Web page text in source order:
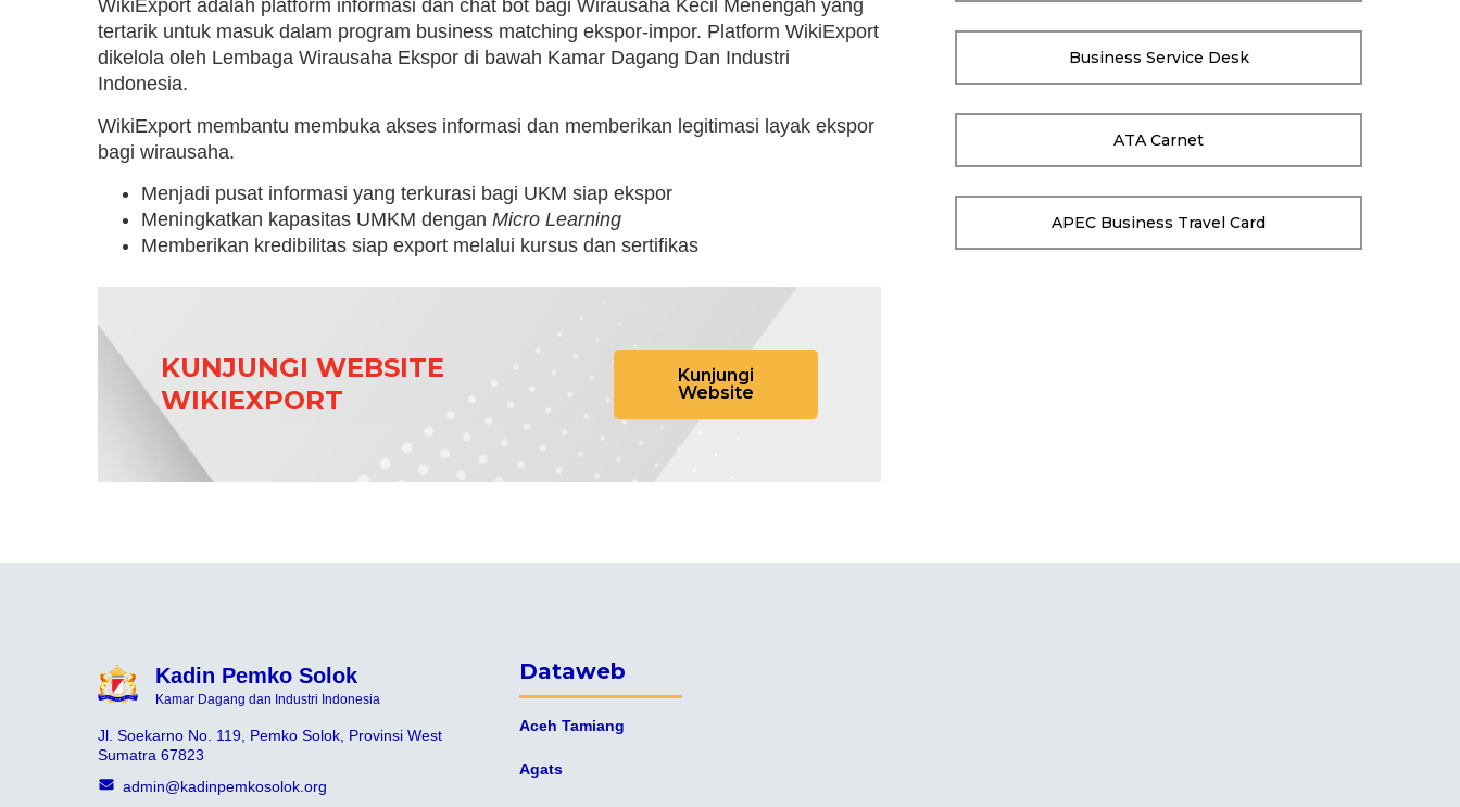
WikiExport adalah platform informasi dan chat bot bagi Wirausaha Kecil Menengah yang
tertarik untuk masuk dalam program business matching ekspor-impor. Platform WikiExport
dikelola oleh Lembaga Wirausaha Ekspor di bawah Kamar Dagang Dan Industri
Indonesia.
WikiExport membantu membuka akses informasi dan memberikan legitimasi layak ekspor
bagi wirausaha.
Menjadi pusat informasi yang terkurasi bagi UKM siap ekspor
Meningkatkan kapasitas UMKM dengan Micro Learning
Memberikan kredibilitas siap export melalui kursus dan sertifikas
KUNJUNGI WEBSITE
WIKIEXPORT
Kunjungi
Website
Business Service Desk
ATA Carnet
APEC Business Travel Card
Kadin Pemko Solok
Kamar Dagang dan Industri Indonesia
Jl. Soekarno No. 119, Pemko Solok, Provinsi West
Sumatra 67823
admin@kadinpemkosolok.org
Dataweb
Aceh Tamiang
Agats